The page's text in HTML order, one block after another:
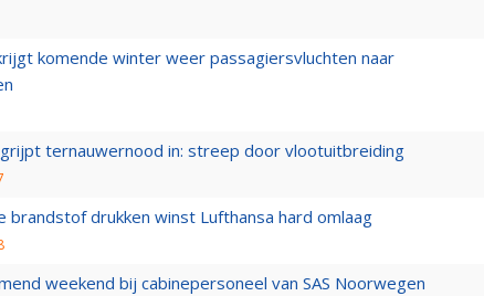
komende winter weer passagiersvluchten naar
ternauwernood in: streep door vlootuitbreiding
brandstof drukken winst Lufthansa hard omlaag
weekend bij cabinepersoneel van SAS Noorwegen